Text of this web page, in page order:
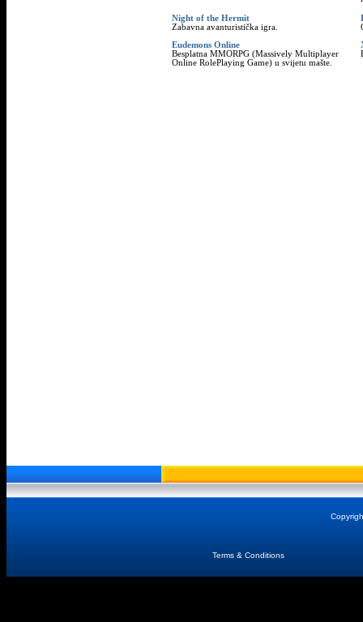
Night of the Hermit
Zabavna avanturistička igra.
Eudemons Online
Besplatna MMORPG (Massively Multiplayer
Online RolePlaying Game) u svijetu mašte.
Terms & Conditions